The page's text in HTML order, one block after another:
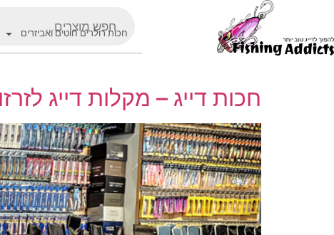
חכות רולרים חוטים ואביזרים
חכות דייג – מקלות דייג